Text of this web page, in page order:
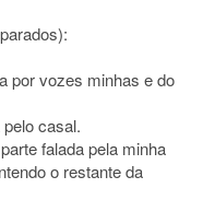
por vozes minhas e do
casal.
falada pela minha
o restante da